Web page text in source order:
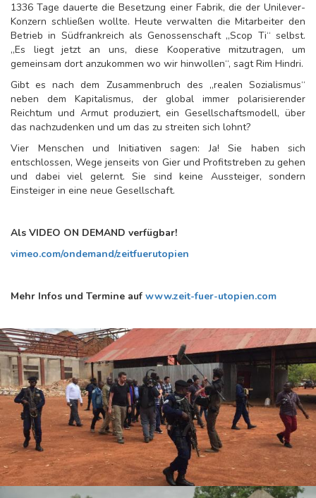
1336 Tage dauerte die Besetzung einer Fabrik, die der Unilever-
Konzern schließen wollte. Heute verwalten die Mitarbeiter den
Betrieb in Südfrankreich als Genossenschaft „Scop Ti“ selbst.
„Es liegt jetzt an uns, diese Kooperative mitzutragen, um
gemeinsam dort anzukommen wo wir hinwollen“, sagt Rim Hindri.
Gibt es nach dem Zusammenbruch des „realen Sozialismus“
neben dem Kapitalismus, der global immer polarisierender
Reichtum und Armut produziert, ein Gesellschaftsmodell, über
das nachzudenken und um das zu streiten sich lohnt?
Vier Menschen und Initiativen sagen: Ja! Sie haben sich
entschlossen, Wege jenseits von Gier und Profitstreben zu gehen
und dabei viel gelernt. Sie sind keine Aussteiger, sondern
Einsteiger in eine neue Gesellschaft.
Als VIDEO ON DEMAND verfügbar!
vimeo.com/ondemand/zeitfuerutopien
Mehr Infos und Termine auf www.zeit-fuer-utopien.com